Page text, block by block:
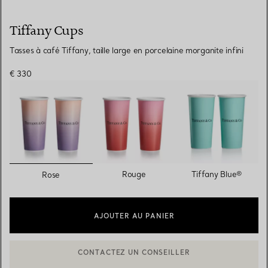
Tiffany Cups
Tasses à café Tiffany, taille large en porcelaine morganite infini
€ 330
Rose Rouge Tiffany Blue®
AJOUTER AU PANIER